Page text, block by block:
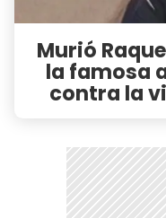
Murió
la famosa
contra la